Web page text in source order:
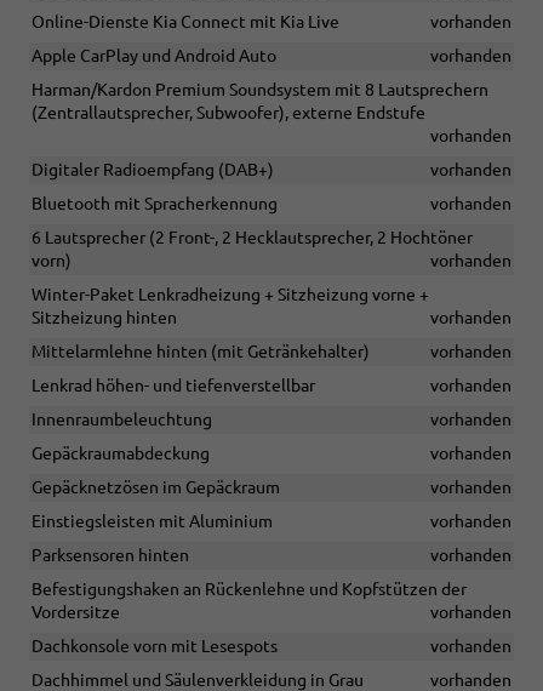
Online-Dienste Kia Connect mit Kia Live
vorhanden
Apple CarPlay und Android Auto
vorhanden
Harman/Kardon Premium Soundsystem mit 8 Lautsprechern
(Zentrallautsprecher, Subwoofer), externe Endstufe
vorhanden
Digitaler Radioempfang (DAB+)
vorhanden
Bluetooth mit Spracherkennung
vorhanden
6 Lautsprecher (2 Front-, 2 Hecklautsprecher, 2 Hochtöner
vorn)
vorhanden
Winter-Paket Lenkradheizung + Sitzheizung vorne +
Sitzheizung hinten
vorhanden
Mittelarmlehne hinten (mit Getränkehalter)
vorhanden
Lenkrad höhen- und tiefenverstellbar
vorhanden
Innenraumbeleuchtung
vorhanden
Gepäckraumabdeckung
vorhanden
Gepäcknetzösen im Gepäckraum
vorhanden
Einstiegsleisten mit Aluminium
vorhanden
Parksensoren hinten
vorhanden
Befestigungshaken an Rückenlehne und Kopfstützen der
Vordersitze
vorhanden
Dachkonsole vorn mit Lesespots
vorhanden
Dachhimmel und Säulenverkleidung in Grau
vorhanden